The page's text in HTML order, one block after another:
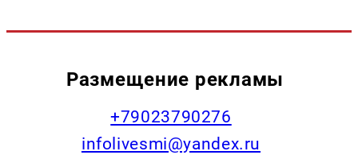
Размещение рекламы
+79023790276
infolivesmi@yandex.ru